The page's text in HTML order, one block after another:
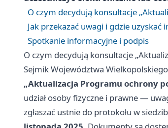
O czym decydują konsultacje
Jak przekazać uwagi i gdzie
Spotkanie informacyjne i podpis
O czym decydują konsultacje
Sejmik Województwa
„Aktualizacja Programu ochrony
udział osoby fizyczne i prawne —
zgłaszać ustnie do protokołu w